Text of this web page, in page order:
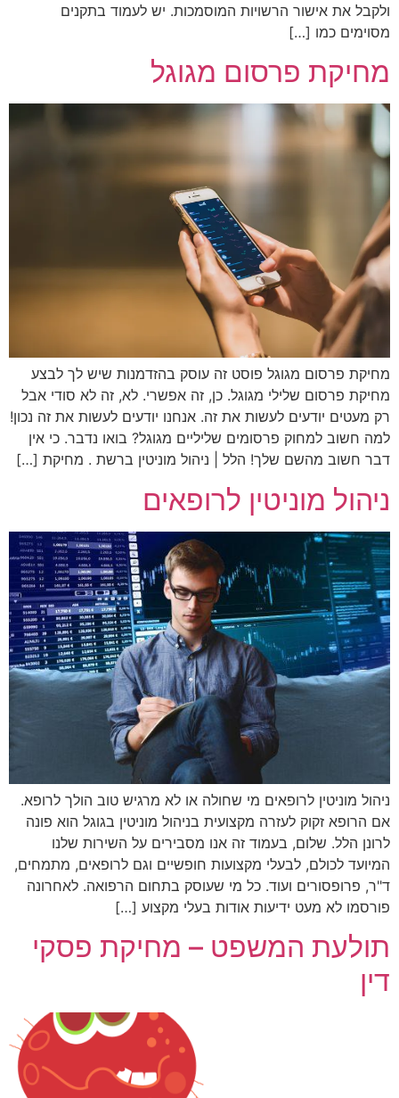
ולקבל את אישור הרשויות המוסמכות. יש לעמוד בתקנים
מסוימים כמו […]
מחיקת פרסום מגוגל
מחיקת פרסום מגוגל פוסט זה עוסק בהזדמנות שיש לך לבצע
מחיקת פרסום שלילי מגוגל. כן, זה אפשרי. לא, זה לא סודי אבל
רק מעטים יודעים לעשות את זה. אנחנו יודעים לעשות את זה נכון!
למה חשוב למחוק פרסומים שליליים מגוגל? בואו נדבר. כי אין
דבר חשוב מהשם שלך! הלל | ניהול מוניטין ברשת . מחיקת […]
ניהול מוניטין לרופאים
ניהול מוניטין לרופאים מי שחולה או לא מרגיש טוב הולך לרופא.
אם הרופא זקוק לעזרה מקצועית בניהול מוניטין בגוגל הוא פונה
לרונן הלל. שלום, בעמוד זה אנו מסבירים על השירות שלנו
המיועד לכולם, לבעלי מקצועות חופשיים וגם לרופאים, מתמחים,
ד"ר, פרופסורים ועוד. כל מי שעוסק בתחום הרפואה. לאחרונה
פורסמו לא מעט ידיעות אודות בעלי מקצוע […]
תולעת המשפט – מחיקת פסקי
דין